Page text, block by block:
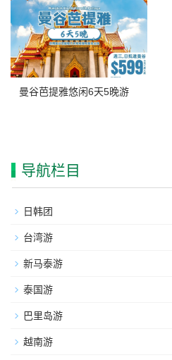
曼谷芭提雅悠闲6天5晚游
导航栏目
日韩团
台湾游
新马泰游
泰国游
巴里岛游
越南游